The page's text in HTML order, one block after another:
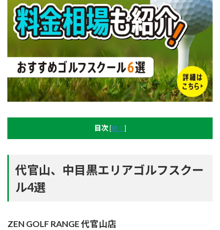
目次 [開く ]
代官山、中目黒エリアゴルフスクー
ル4選
ZEN GOLF RANGE 代官山店